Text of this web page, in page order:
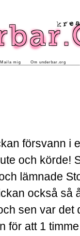
Maila mig Om underbar.org
försvann i
och körde!
lämnade
också så
sen var det
för att 1